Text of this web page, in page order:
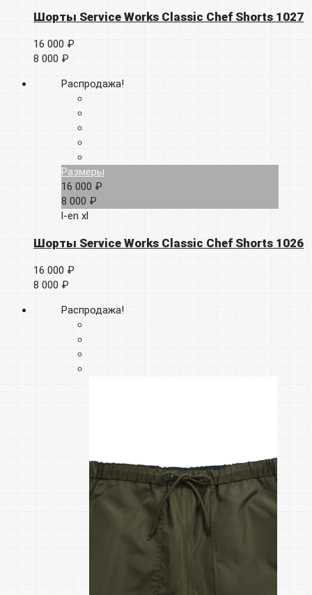
Шорты Service Works Classic Chef Shorts 1027
16 000 ₽
8 000 ₽
Распродажа!
Размеры
16 000 ₽
8 000 ₽
l-en xl
Шорты Service Works Classic Chef Shorts 1026
16 000 ₽
8 000 ₽
Распродажа!